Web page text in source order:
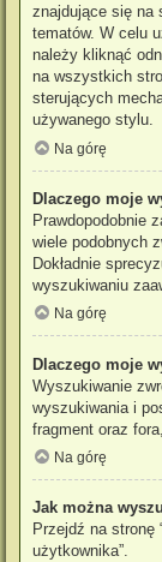
znajdujące się na
tematów. W celu
należy kliknąć
na wszystkich
sterujących
używanego stylu.
Na górę
Dlaczego moje
Prawdopodobnie
wiele podobnych
Dokładnie
wyszukiwaniu
Na górę
Dlaczego moje
Wyszukiwanie
wyszukiwania i
fragment oraz
Na górę
Jak można
Przejdź na stronę
użytkownika”.